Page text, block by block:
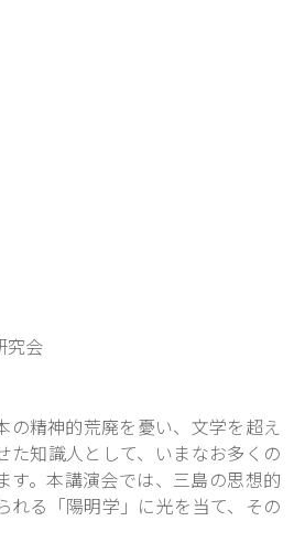
究会
の精神的荒廃を憂い、文学を超え
た知識人として、いまなお多くの
す。本講演会では、三島の思想的
れる「陽明学」に光を当て、その